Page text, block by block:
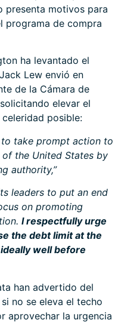
presenta motivos para
programa de compra
ha levantado el
Lew envió en
de la Cámara de
elevar el
posible:
take prompt action to
the United States by
authority,”
leaders to put an end
on promoting
I respectfully urge
the debt limit at the
well before
han advertido del
no se eleva el techo
aprovechar la urgencia